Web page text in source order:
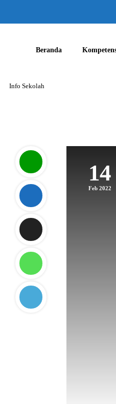
Beranda
Info Sekolah
14
Feb 2022